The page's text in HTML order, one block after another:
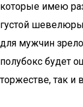
которые имею
густой
для мужчин
полубокс будет
торжестве, так и